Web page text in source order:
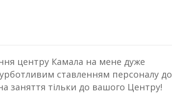
центру Камала на мене дуже
ставленням персоналу до
заняття тільки до вашого Центру!